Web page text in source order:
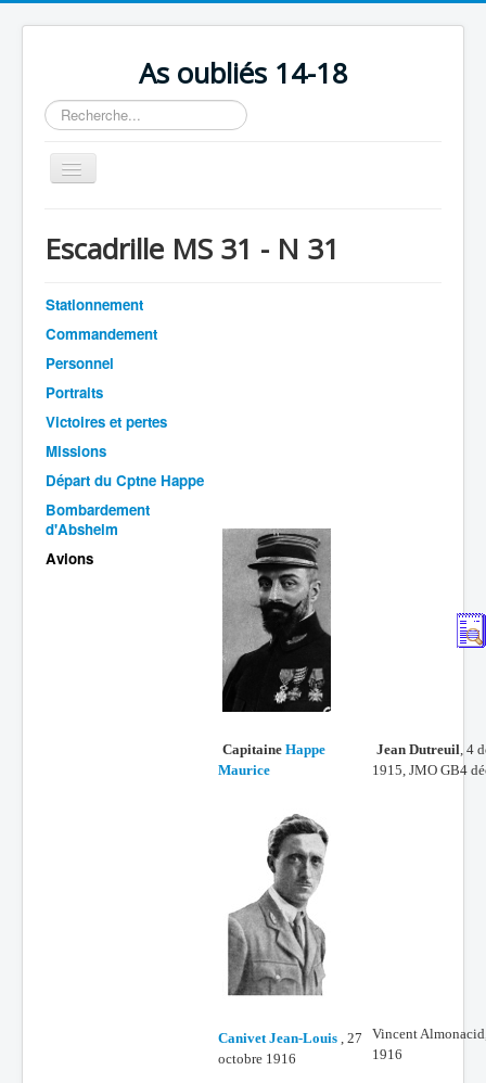
As oubliés 14-18
Rechercher
Basculer
la
Chronologie
Escadrilles
Organisation
Avions
Formation
Doctrines
Batailles
Les As
Escadrille MS 31 - N 31
Stationnement
Commandement
Personnel
Portraits
Victoires et pertes
Missions
Départ du Cptne Happe
Bombardement
d'Absheim
Avions
Capitaine Happe
Maurice
Jean Dutreuil , 4
1 915, JMO GB4
Canivet Jean-Louis , 27
octobre 1916
Vincent Almonacid
1916